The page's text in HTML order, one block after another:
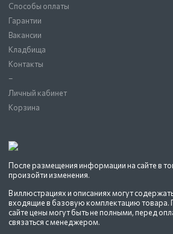
После размещения информации на сайте в
произойти изменения.
В иллюстрациях и описаниях могут
входящие в базовую комплектацию товара.
сайте цены могут быть не полными, перед
связаться с менеджером.
Способы оплаты
Гарантии
Вакансии
Кладбища
Контакты
–
Личный кабинет
Корзина